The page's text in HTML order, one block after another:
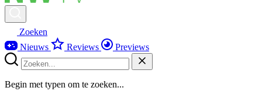
Zoeken
Nieuws
Reviews Previews
Begin met typen om te zoeken...